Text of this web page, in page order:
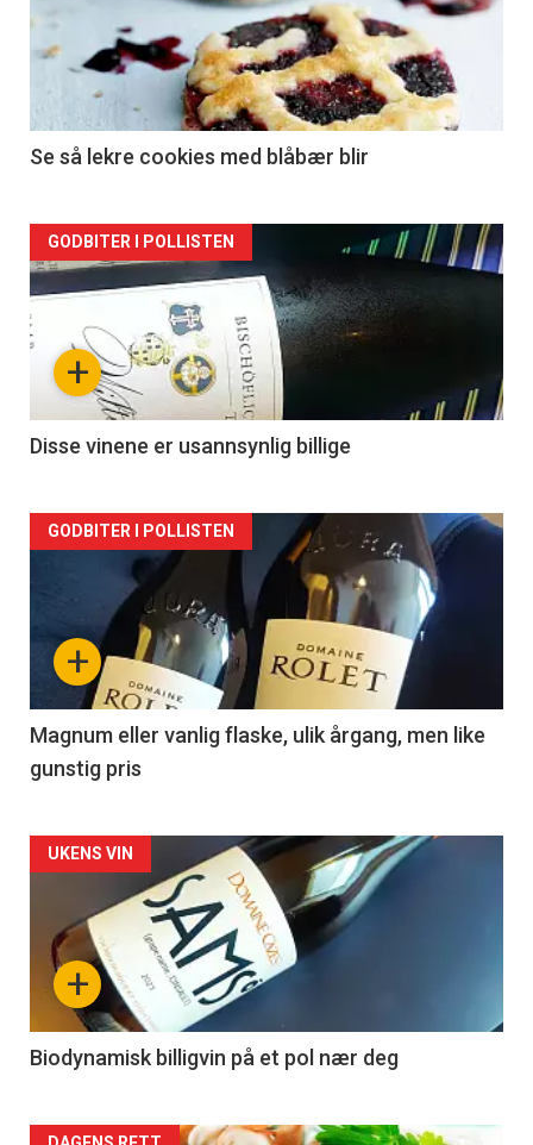
Se så lekre cookies med blåbær blir
Forsiden
akkurat
nå
2
+
GODBITER I POLLISTEN
Disse vinene er usannsynlig billige
Forsiden
akkurat
nå
3
+
GODBITER I POLLISTEN
Magnum eller vanlig flaske, ulik årgang, men like
gunstig pris
Forsiden
akkurat
nå
4
+
UKENS VIN
Biodynamisk billigvin på et pol nær deg